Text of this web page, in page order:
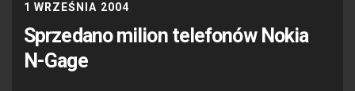
1 WRZEŚNIA 2004
Sprzedano milion telefonów Nokia
N-Gage